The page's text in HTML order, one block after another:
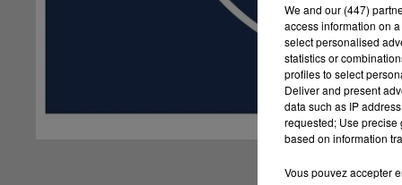
We and our (447)
access information on
select personalised
statistics or
profiles to select
Deliver and present
data such as IP
requested; Use precise
based on information
Vous pouvez accepter